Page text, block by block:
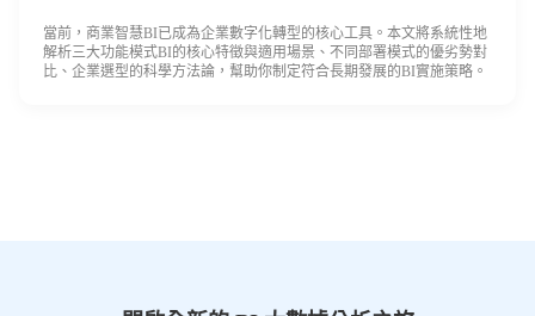
當前，商業智慧BI已成為企業數字化轉型的核心工具。本文將系統性地
解析三大功能模式BI的核心特徵與適用場景、不同部署模式的優劣勢對
比、企業選型的科學方法論，幫助你制定符合長期發展的BI實施策略。